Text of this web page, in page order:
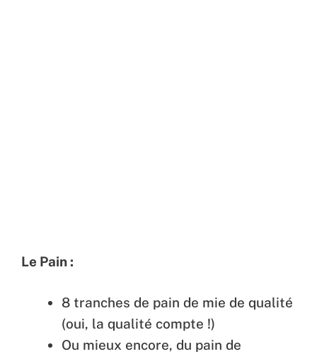
Le Pain :
8 tranches de pain de mie de qualité
(oui, la qualité compte !)
Ou mieux encore, du pain de